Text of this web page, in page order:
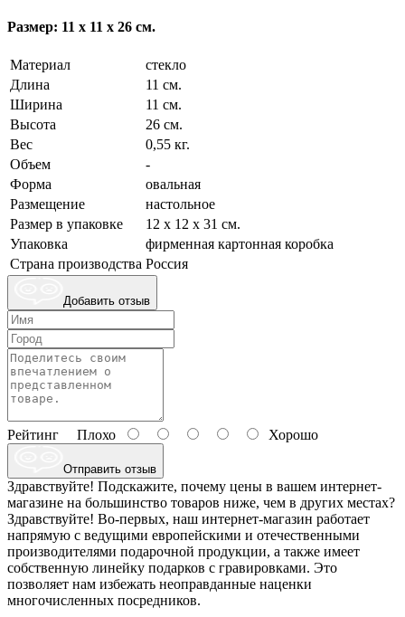
Размер: 11 х 11 х 26 см.
Материал
стекло
Длина
11 см.
Ширина
11 см.
Высота
26 см.
Вес
0,55 кг.
Объем
-
Форма
овальная
Размещение
настольное
Размер в упаковке
12 х 12 х 31 см.
Упаковка
фирменная картонная коробка
Страна производства Россия
Добавить отзыв
Рейтинг Плохо Хорошо
Отправить отзыв
Здравствуйте! Подскажите, почему цены в вашем интернет-
магазине на большинство товаров ниже, чем в других местах?
Здравствуйте! Во-первых, наш интернет-магазин работает
напрямую с ведущими европейскими и отечественными
производителями подарочной продукции, а также имеет
собственную линейку подарков с гравировками. Это
позволяет нам избежать неоправданные наценки
многочисленных посредников.